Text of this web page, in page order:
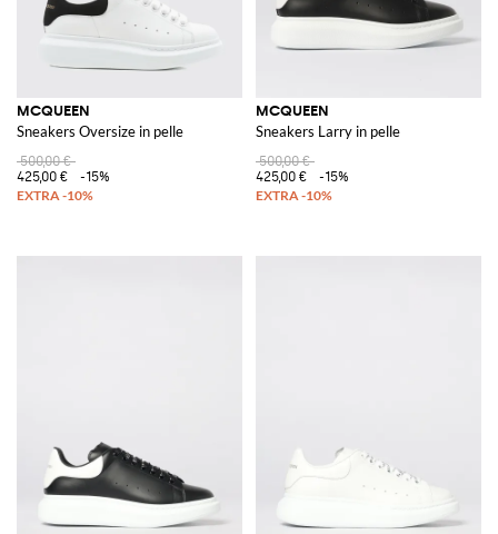
MCQUEEN
Sneakers Oversize in pelle
500,00 €
425,00 €
-15%
MCQUEEN
Sneakers Larry in pelle
500,00 €
425,00 €
-15%